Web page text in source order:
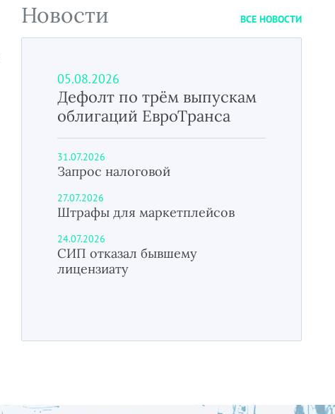
Новости ВСЕ НОВОСТИ
05.08.2026
Дефолт по трём выпускам
облигаций ЕвроТранса
31.07.2026
Запрос налоговой
27.07.2026
Штрафы для маркетплейсов
24.07.2026
СИП отказал бывшему
лицензиату